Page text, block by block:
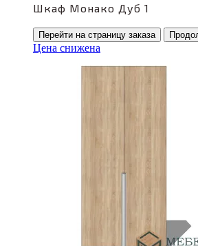
Шкаф Монако Дуб 1
Перейти на страницу заказа
Цена снижена